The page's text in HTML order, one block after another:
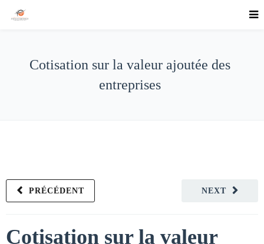
Cotisation sur la valeur ajoutée des
entreprises
NEXT
PRÉCÉDENT
Cotisation sur la valeur